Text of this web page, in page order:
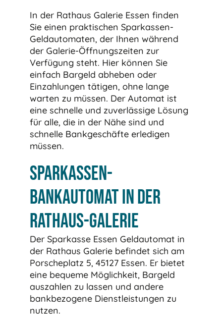
In der Rathaus Galerie Essen finden
Sie einen praktischen Sparkassen-
Geldautomaten, der Ihnen während
der Galerie-Öffnungszeiten zur
Verfügung steht. Hier können Sie
einfach Bargeld abheben oder
Einzahlungen tätigen, ohne lange
warten zu müssen. Der Automat ist
eine schnelle und zuverlässige Lösung
für alle, die in der Nähe sind und
schnelle Bankgeschäfte erledigen
müssen.
Sparkassen-
Bankautomat in der
Rathaus-Galerie
Der Sparkasse Essen Geldautomat in
der Rathaus Galerie befindet sich am
Porscheplatz 5, 45127 Essen. Er bietet
eine bequeme Möglichkeit, Bargeld
auszahlen zu lassen und andere
bankbezogene Dienstleistungen zu
nutzen.